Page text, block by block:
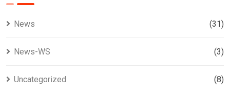
News (31)
News-WS (3)
Uncategorized (8)